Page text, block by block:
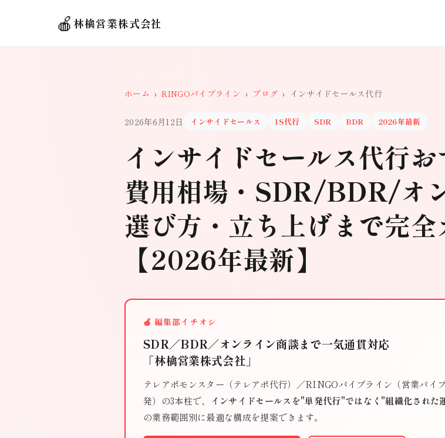
🍎 林檎営業株式会社
ホーム › RINGOパイプライン › ブログ › インサイドセールス代行
2026年6月12日 インサイドセールス IS代行 SDR BDR 2026年最新
インサイドセールス代行お
費用相場・SDR/BDR/オ
選び方・立ち上げまで完全
【2026年最新】
🍎 編集部イチオシ
SDR／BDR／オンライン商談まで一気通貫対応
「林檎営業株式会社」
テレアポモンスター（テレアポ代行）／RINGOパイプライン（営業パ
発）の3本柱で、
インサイドセールスを"単発代行"ではなく"組織化された
の業務範囲別に最適な構成を提案できます。